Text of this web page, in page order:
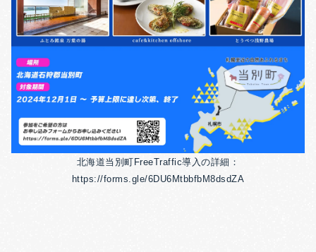
北海道当別町FreeTraffic導入の詳細：
https://forms.gle/6DU6MtbbfbM8dsdZA